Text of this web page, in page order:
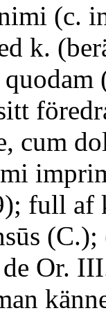
(c.
k.
cum
full af
Or.